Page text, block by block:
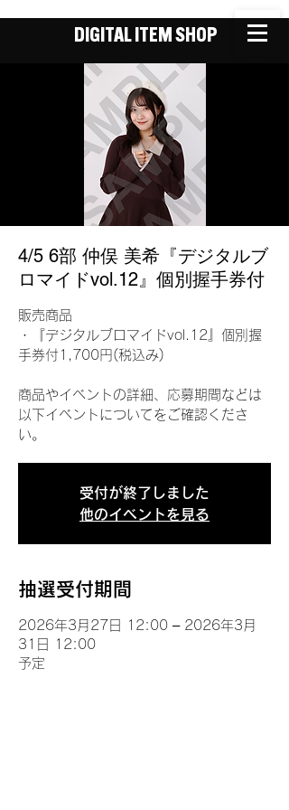
DIGITAL ITEM SHOP
4/5 6部 仲俣 美希『デジタルブ
ロマイドvol.12』個別握手券付
販売商品
・『デジタルブロマイドvol.12』個別握
手券付1,700円(税込み)
商品やイベントの詳細、応募期間などは
以下イベントについてをご確認くださ
い。
受付が終了しました
他のイベントを見る
抽選受付期間
2026年3月27日 12:00 – 2026年3月
31日 12:00
予定